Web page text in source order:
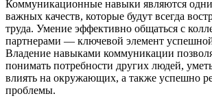
Коммуникационные навыки являются
важных качеств, которые будут всегда
труда. Умение эффективно общаться с
партнерами — ключевой элемент
Владение навыками коммуникации
понимать потребности других людей,
влиять на окружающих, а также успешно
проблемы.